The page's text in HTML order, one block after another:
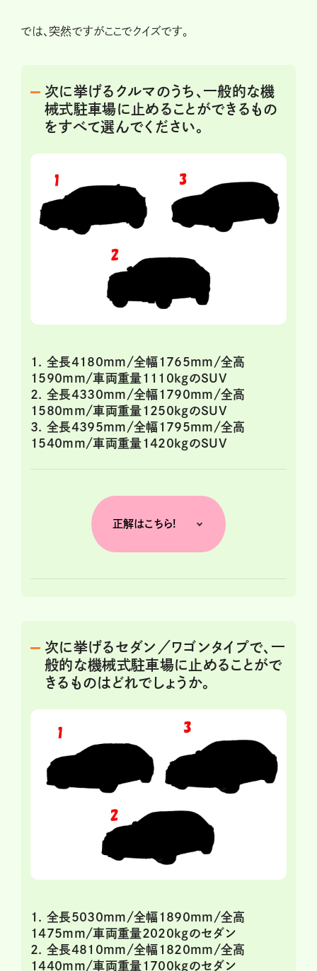
では、突然ですがここでクイズです。
次に挙げるクルマのうち、一般的な機
械式駐車場に止めることができるもの
をすべて選んでください。
1. 全長4180mm/全幅1765mm/全高
1590mm/車両重量1110kgのSUV
2. 全長4330mm/全幅1790mm/全高
1580mm/車両重量1250kgのSUV
3. 全長4395mm/全幅1795mm/全高
1540mm/車両重量1420kgのSUV
正解はこちら!
次に挙げるセダン／ワゴンタイプで、一
般的な機械式駐車場に止めることがで
きるものはどれでしょうか。
1. 全長5030mm/全幅1890mm/全高
1475mm/車両重量2020kgのセダン
2. 全長4810mm/全幅1820mm/全高
1440mm/車両重量1700kgのセダン